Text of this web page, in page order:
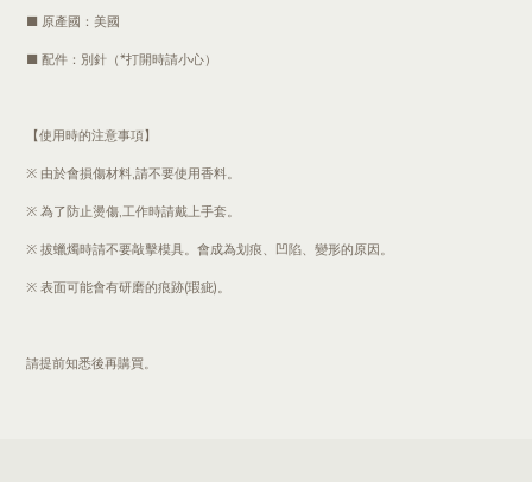
■ 原產國：美國
■ 配件：別針（*打開時請小心）
【使用時的注意事項】
※ 由於會損傷材料,請不要使用香料。
※ 為了防止燙傷,工作時請戴上手套。
※ 拔蠟燭時請不要敲擊模具。會成為划痕、凹陷、變形的原因。
※ 表面可能會有研磨的痕跡(瑕疵)。
請提前知悉後再購買。